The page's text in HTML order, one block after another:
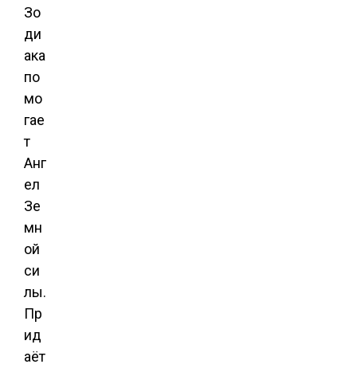
Зо
ди
ака
по
мо
гае
т
Анг
ел
Зе
мн
ой
си
лы.
Пр
ид
аёт